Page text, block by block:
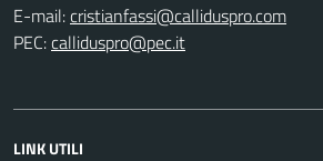
E-mail:
PEC:
LINK UTILI